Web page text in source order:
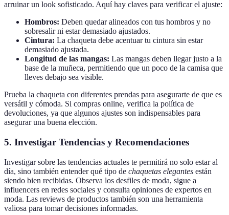
arruinar un look sofisticado. Aquí hay claves para verificar el ajuste:
Hombros: Deben quedar alineados con tus hombros y no
sobresalir ni estar demasiado ajustados.
Cintura: La chaqueta debe acentuar tu cintura sin estar
demasiado ajustada.
Longitud de las mangas: Las mangas deben llegar justo a la
base de la muñeca, permitiendo que un poco de la camisa que
lleves debajo sea visible.
Prueba la chaqueta con diferentes prendas para asegurarte de que es
versátil y cómoda. Si compras online, verifica la política de
devoluciones, ya que algunos ajustes son indispensables para
asegurar una buena elección.
5. Investigar Tendencias y Recomendaciones
Investigar sobre las tendencias actuales te permitirá no solo estar al
día, sino también entender qué tipo de chaquetas elegantes están
siendo bien recibidas. Observa los desfiles de moda, sigue a
influencers en redes sociales y consulta opiniones de expertos en
moda. Las reviews de productos también son una herramienta
valiosa para tomar decisiones informadas.